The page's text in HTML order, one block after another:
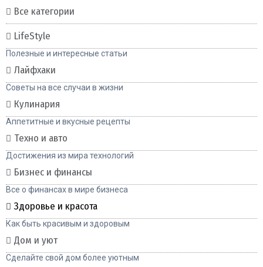
Все категории
LifeStyle
Полезные и интересные статьи
Лайфхаки
Советы на все случаи в жизни
Кулинария
Аппетитные и вкусные рецепты
Техно и авто
Достижения из мира технологий
Бизнес и финансы
Все о финансах в мире бизнеса
Здоровье и красота
Как быть красивым и здоровым
Дом и уют
Сделайте свой дом более уютным